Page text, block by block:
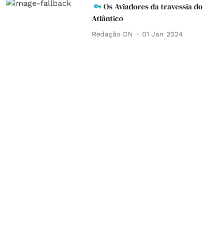
Os Aviadores da travessia do
Atlântico
Redação DN 01 Jan 2024